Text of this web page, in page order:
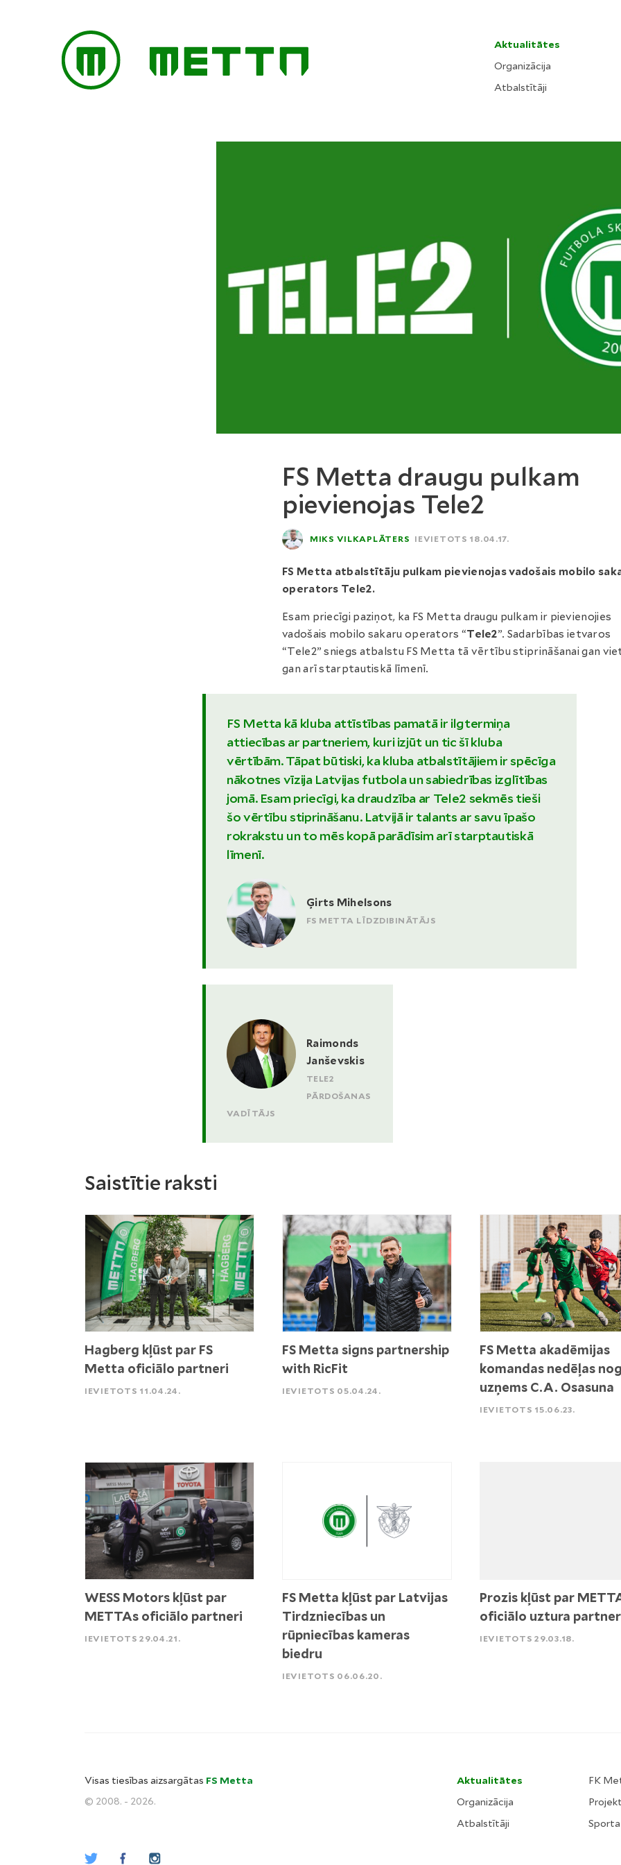
Aktualitātes
Organizācija
Atbalstītāji
FS Metta draugu pulkam
pievienojas Tele2
MIKS VILKAPLĀTERS IEVIETOTS 18.04.17.
FS Metta atbalstītāju pulkam pievienojas vadošais mobilo
operators Tele2.
Esam priecīgi paziņot, ka FS Metta draugu pulkam ir pievienojies
vadošais mobilo sakaru operators “Tele2”. Sadarbības ietvaros
“Tele2” sniegs atbalstu FS Metta tā vērtību stiprināšanai gan
gan arī starptautiskā līmenī.
FS Metta kā kluba attīstības pamatā ir ilgtermiņa
attiecības ar partneriem, kuri izjūt un tic šī kluba
vērtībām. Tāpat būtiski, ka kluba atbalstītājiem ir spēcīga
nākotnes vīzija Latvijas futbola un sabiedrības izglītības
jomā. Esam priecīgi, ka draudzība ar Tele2 sekmēs tieši
šo vērtību stiprināšanu. Latvijā ir talants ar savu īpašo
rokrakstu un to mēs kopā parādīsim arī starptautiskā
līmenī.
Ģirts Mihelsons
FS METTA LĪDZDIBINĀTĀJS
Raimonds
Janševskis
TELE2
PĀRDOŠANAS
VADĪTĀJS
Saistītie raksti
Hagberg kļūst par FS
Metta oficiālo partneri
IEVIETOTS 11.04.24.
FS Metta signs partnership
with RicFit
IEVIETOTS 05.04.24.
FS Metta akadēmijas
komandas nedēļas
uzņems C.A. Osasuna
IEVIETOTS 15.06.23.
WESS Motors kļūst par
METTAs oficiālo partneri
IEVIETOTS 29.04.21.
FS Metta kļūst par Latvijas
Tirdzniecības un
rūpniecības kameras
biedru
IEVIETOTS 06.06.20.
Prozis kļūst par
oficiālo uztura
IEVIETOTS 29.03.18.
Visas tiesības aizsargātas FS Metta
© 2008. - 2026.
Aktualitātes
Organizācija
Atbalstītāji
FK